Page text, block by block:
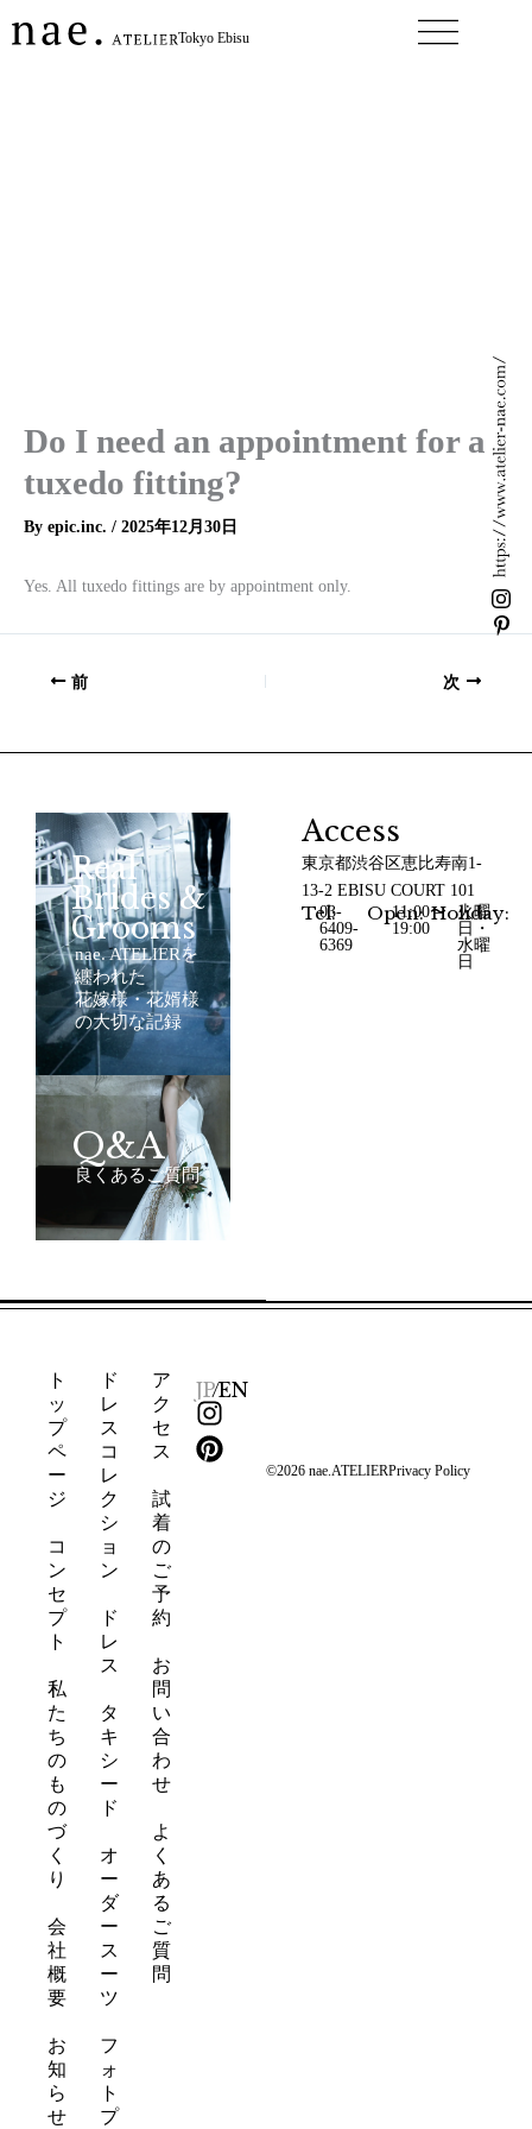
容
Tokyo Ebisu
Do I need an appointment for a
tuxedo fitting?
By epic.inc. / 2025年12月30日
Yes. All tuxedo fittings are by appointment only.
前 次
Real
Brides &
Grooms
nae. ATELIERを
纏われた
花嫁様・花婿様
の大切な記録
Q&A
良くあるご質問
Access
東京都渋谷区恵比寿南1-
13-2 EBISU COURT 101
Tel:
03-
6409-
6369
Open:
11:00〜
19:00
Holiday:
火曜
日・
水曜
日
©2026 nae.ATELIERPrivacy Policy
ト
ッ
プ
ペ
ー
ジ
コ
ン
セ
プ
ト
私
た
ち
の
も
の
づ
く
り
会
社
概
要
お
知
ら
せ
ド
レ
ス
コ
レ
ク
シ
ョ
ン
ド
レ
ス
タ
キ
シ
ー
ド
オ
ー
ダ
ー
ス
ー
ツ
フ
ォ
ト
プ
ア
ク
セ
ス
試
着
の
ご
予
約
お
問
い
合
わ
せ
よ
く
あ
る
ご
質
問
JP/EN
I
n
s
P
i
n